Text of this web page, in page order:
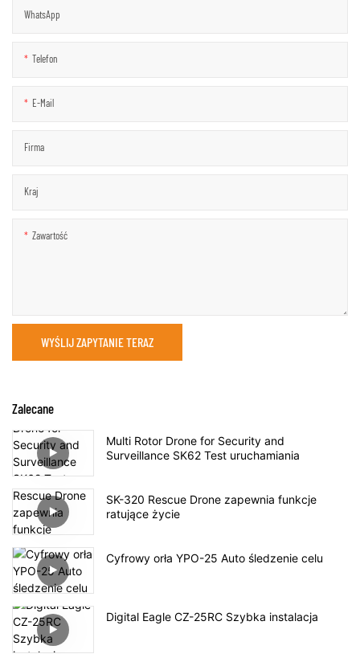
WhatsApp
Telefon
E-Mail
Firma
Kraj
Zawartość
WYŚLIJ ZAPYTANIE TERAZ
Zalecane
Multi Rotor Drone for Security and
Surveillance SK62 Test uruchamiania
SK-320 Rescue Drone zapewnia funkcje
ratujące życie
Cyfrowy orła YPO-25 Auto śledzenie celu
Digital Eagle CZ-25RC Szybka instalacja